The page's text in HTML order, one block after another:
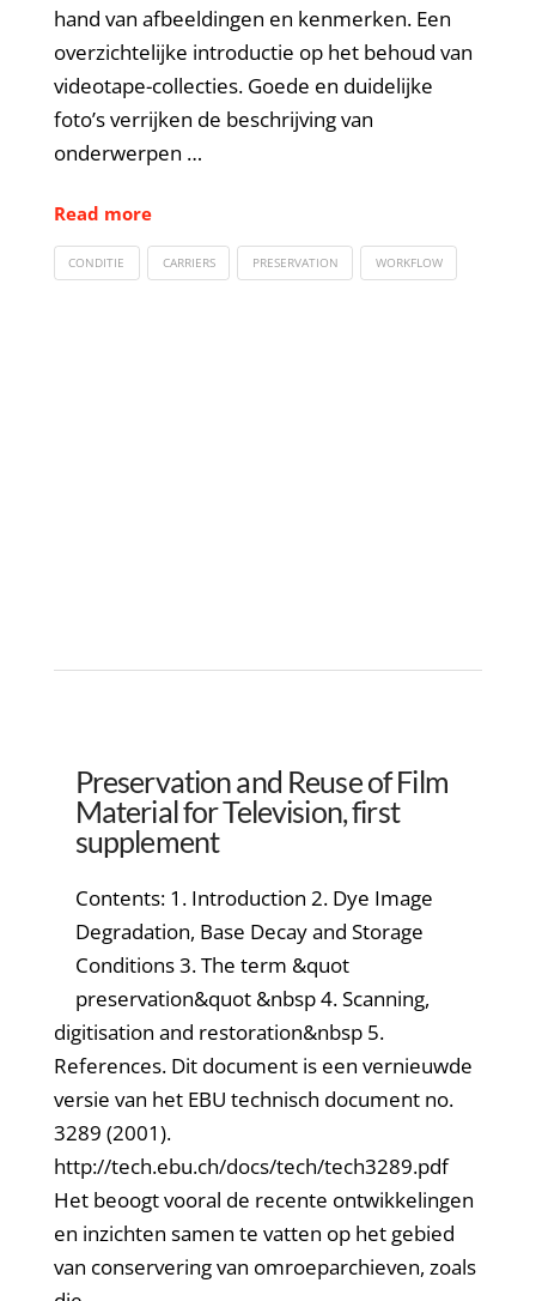
hand van afbeeldingen en kenmerken. Een
overzichtelijke introductie op het behoud van
videotape-collecties. Goede en duidelijke
foto’s verrijken de beschrijving van
onderwerpen …
Read more
CONDITIE CARRIERS PRESERVATION WORKFLOW
Preservation and Reuse of Film
Material for Television, first
supplement
Contents: 1. Introduction 2. Dye Image
Degradation, Base Decay and Storage
Conditions 3. The term &quot
preservation&quot &nbsp 4. Scanning,
digitisation and restoration&nbsp 5.
References. Dit document is een vernieuwde
versie van het EBU technisch document no.
3289 (2001).
http://tech.ebu.ch/docs/tech/tech3289.pdf
Het beoogt vooral de recente ontwikkelingen
en inzichten samen te vatten op het gebied
van conservering van omroeparchieven, zoals